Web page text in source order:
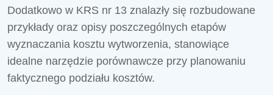
Dodatkowo w KRS nr 13 znalazły się rozbudowane
przykłady oraz opisy poszczególnych etapów
wyznaczania kosztu wytworzenia, stanowiące
idealne narzędzie porównawcze przy planowaniu
faktycznego podziału kosztów.